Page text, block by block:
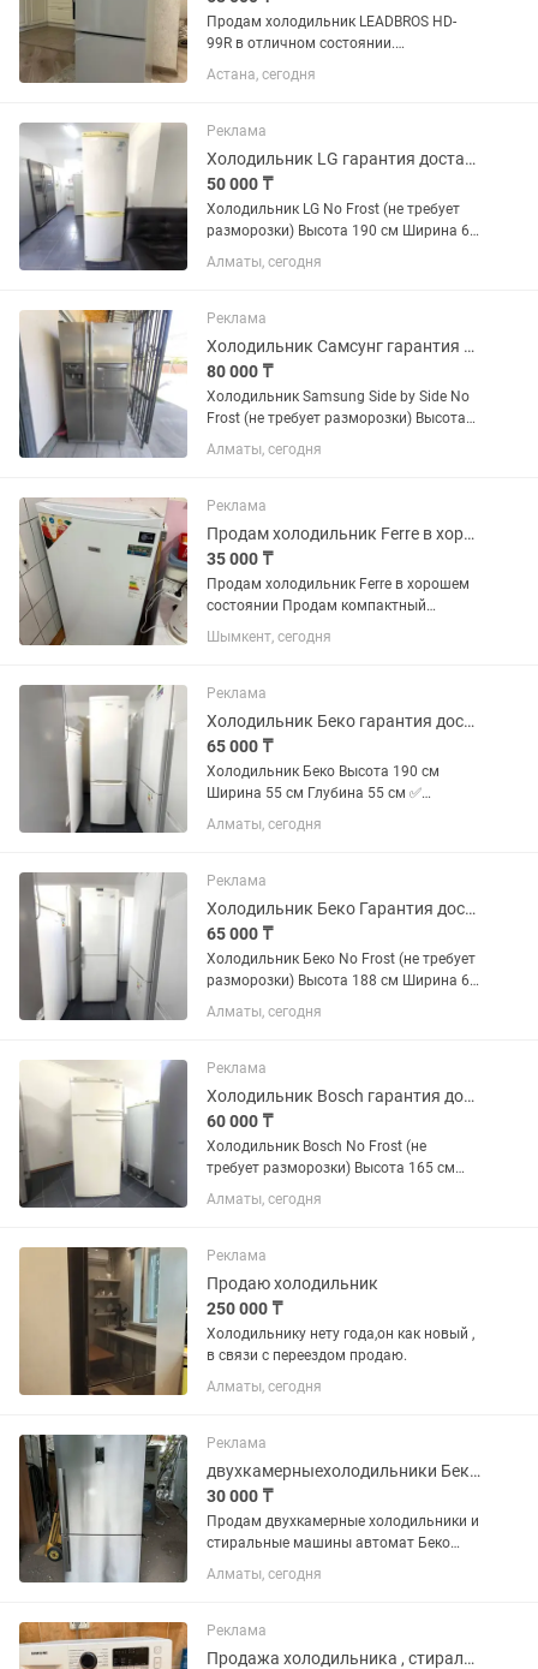
Продам холодильник LEADBROS HD-
99R в отличном состоянии.
Использовался всего 6 месяцев.
Полностью в рабочем состоянии,
и снаружи чистый, использовался
аккуратно....
Астана, сегодня
Реклама
Холодильник LG гарантия доставка
50 000 ₸
Холодильник LG No Frost (не требует
разморозки) Высота 190 см Ширина 60
см Глубина 60 см ✅ Продажа б/у
холодильников с официальной
мастера с более чем 10 летним...
Алматы, сегодня
Реклама
Холодильник Самсунг гарантия и доставка
80 000 ₸
Холодильник Samsung Side by Side No
Frost (не требует разморозки) Высота
176 см Ширина 91 см Глубина 70 см ✅
Продажа б/у холодильников с
магазина и мастера с более...
Алматы, сегодня
Реклама
Продам холодильник Ferre в хорошем состоянии
35 000 ₸
Продам холодильник Ferre в хорошем
состоянии Продам компактный
холодильник Ferre в хорошем рабочем
состоянии. Размеры: Высота — 110 см
Морозильная камера. ✔️...
Шымкент, сегодня
Реклама
Холодильник Беко гарантия доставка
65 000 ₸
Холодильник Беко Высота 190 см
Ширина 55 см Глубина 55 см ✅
Продажа б/у холодильников с
официальной гарантией 2 месяца от
летним опытом работы. Все
холодильники...
Алматы, сегодня
Реклама
Холодильник Беко Гарантия доставка
65 000 ₸
Холодильник Беко No Frost (не требует
разморозки) Высота 188 см Ширина 60
см Глубина 65 см ✅ Продажа б/у
холодильников с официальной
мастера с более чем 10 летним...
Алматы, сегодня
Реклама
Холодильник Bosch гарантия доставка
60 000 ₸
Холодильник Bosch No Frost (не
требует разморозки) Высота 165 см
Ширина 70 см Глубина 60 см ✅
Продажа б/у холодильников с
магазина и мастера с более чем 10
летним...
Алматы, сегодня
Реклама
Продаю холодильник
250 000 ₸
Холодильнику нету года,он как новый ,
в связи с переездом продаю.
Алматы, сегодня
Реклама
двухкамерныехолодильники Беко Индезит Атлант в Алматы
30 000 ₸
Продам двухкамерные холодильники и
стиральные машины автомат Беко
Индезит Атлант работает морозят
отлично р-н калкаман от 30000 и выше
Алматы, сегодня
Реклама
Продажа холодильника , стиральной машины